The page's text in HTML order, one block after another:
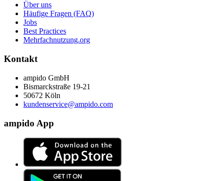
Über uns
Häufige Fragen (FAQ)
Jobs
Best Practices
Mehrfachnutzung.org
Kontakt
ampido GmbH
Bismarckstraße 19-21
50672 Köln
kundenservice@ampido.com
ampido App